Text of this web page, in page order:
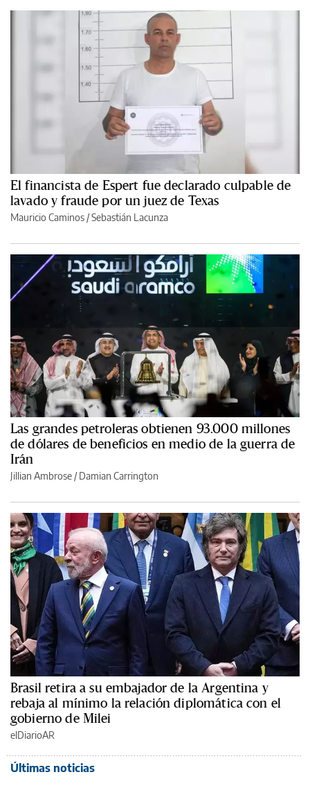
El financista de Espert fue declarado culpable de
lavado y fraude por un juez de Texas
Mauricio Caminos /Sebastián Lacunza
Las grandes petroleras obtienen 93.000 millones
de dólares de beneficios en medio de la guerra de
Irán
Jillian Ambrose / Damian Carrington
Brasil retira a su embajador de la Argentina y
rebaja al mínimo la relación diplomática con el
gobierno de Milei
elDiarioAR
Últimas noticias